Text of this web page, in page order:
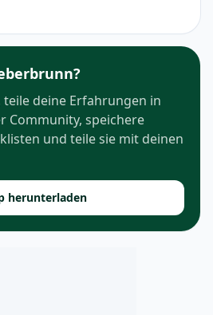
deine Erfahrungen in
Community, speichere
und teile sie mit deinen
herunterladen